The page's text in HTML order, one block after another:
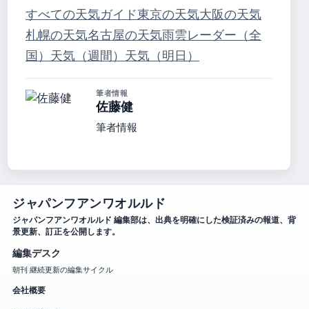
すべての天気ガイド東京の天気大阪の天気
札幌の天気名古屋の天気雨雲レーダー（全
国） 天気（週間） 天気（明日）
筆者情報
佐藤健
筆者情報
ジャパンフアンワオルルド
ジャパンフアンワオルルド 編集部は、出典を明確にした検証済みの報道、背
景更新、訂正を公開します。
編集デスク
朝刊 継続更新の編集サイクル
会社概要